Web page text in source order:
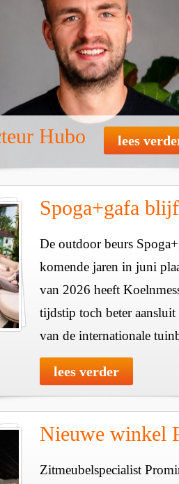
Hubo lees
Spoga+gafa
De outdoor beurs
komende jaren in juni
van 2026 heeft
tijdstip toch beter
van de internationale
lees verder
Nieuwe winkel
Zitmeubelspecialist